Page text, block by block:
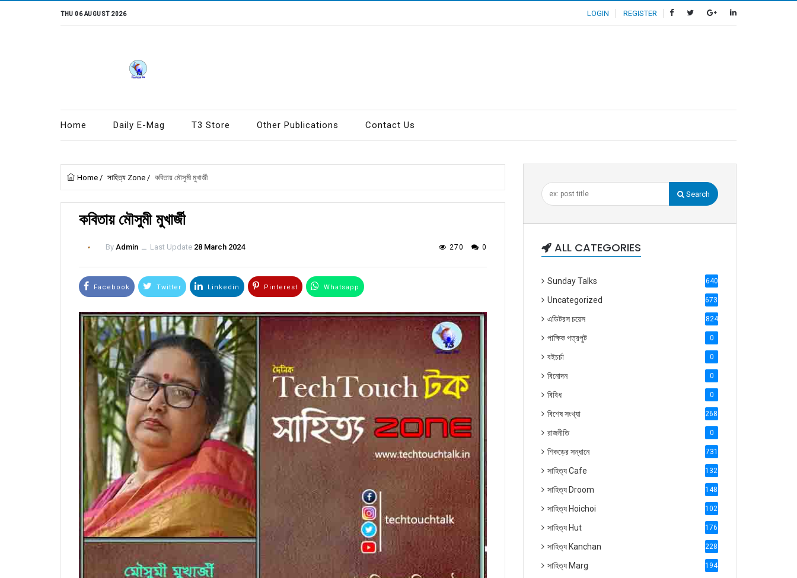
THU 06 AUGUST 2026 LOGIN REGISTER
Home Daily E-Mag T3 Store Other Publications Contact Us
Home / সাহিত্য Zone / কবিতায় মৌসুমী মুখার্জী
কবিতায় মৌসুমী মুখার্জী
By Admin ــ Last Update 28 March 2024 270 0
Facebook Twitter Linkedin Pinterest Whatsapp
Search
ALL CATEGORIES
Sunday Talks 640
Uncategorized 6738
এডিটরস চয়েস 824
পাক্ষিক পত্রপুট 0
বইচর্চা 0
বিনোদন 0
বিবিধ 0
বিশেষ সংখ্যা 2686
রাজনীতি 0
শিকড়ের সন্ধানে 731
সাহিত্য Cafe 1321
সাহিত্য Droom 1488
সাহিত্য Hoichoi 1027
সাহিত্য Hut 1769
সাহিত্য Kanchan 2287
সাহিত্য Marg 1947